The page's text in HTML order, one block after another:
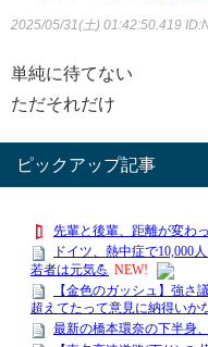
2025/05/31(土) 01:42:50.419
単純に待てない
ただそれだけ
ピックアップ記事